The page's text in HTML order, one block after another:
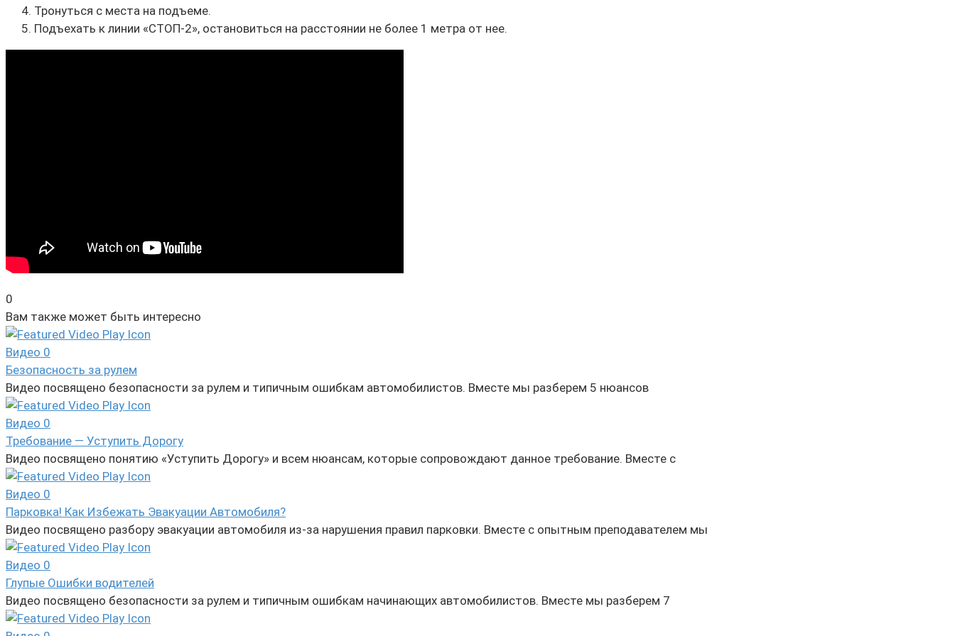
Тронуться с места на подъеме.
Подъехать к линии «СТОП-2», остановиться на расстоянии не более 1 метра от нее.
0
Вам также может быть интересно
Видео 0
Безопасность за рулем
Видео посвящено безопасности за рулем и типичным ошибкам автомобилистов. Вместе мы разберем 5 нюансов
Видео 0
Требование — Уступить Дорогу
Видео посвящено понятию «Уступить Дорогу» и всем нюансам, которые сопровождают данное требование. Вместе с
Видео 0
Парковка! Как Избежать Эвакуации Автомобиля?
Видео посвящено разбору эвакуации автомобиля из-за нарушения правил парковки. Вместе с опытным преподавателем мы
Видео 0
Глупые Ошибки водителей
Видео посвящено безопасности за рулем и типичным ошибкам начинающих автомобилистов. Вместе мы разберем 7